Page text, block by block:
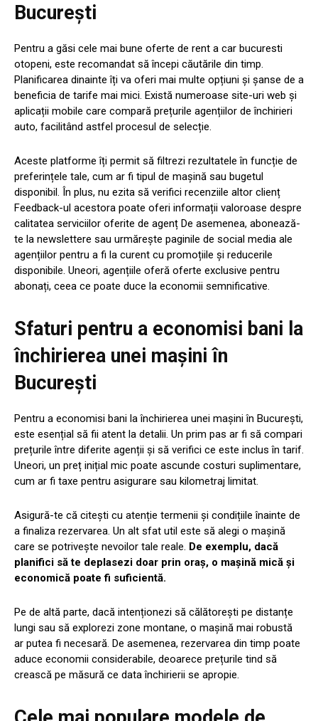
București
Pentru a găsi cele mai bune oferte de rent a car bucuresti
otopeni, este recomandat să începi căutările din timp.
Planificarea dinainte îți va oferi mai multe opțiuni și șanse de a
beneficia de tarife mai mici. Există numeroase site-uri web și
aplicații mobile care compară prețurile agențiilor de închirieri
auto, facilitând astfel procesul de selecție.
Aceste platforme îți permit să filtrezi rezultatele în funcție de
preferințele tale, cum ar fi tipul de mașină sau bugetul
disponibil. În plus, nu ezita să verifici recenziile altor clienț
Feedback-ul acestora poate oferi informații valoroase despre
calitatea serviciilor oferite de agenț De asemenea, abonează-
te la newslettere sau urmărește paginile de social media ale
agențiilor pentru a fi la curent cu promoțiile și reducerile
disponibile. Uneori, agențiile oferă oferte exclusive pentru
abonați, ceea ce poate duce la economii semnificative.
Sfaturi pentru a economisi bani la
închirierea unei mașini în
București
Pentru a economisi bani la închirierea unei mașini în București,
este esențial să fii atent la detalii. Un prim pas ar fi să compari
prețurile între diferite agenții și să verifici ce este inclus în tarif.
Uneori, un preț inițial mic poate ascunde costuri suplimentare,
cum ar fi taxe pentru asigurare sau kilometraj limitat.
Asigură-te că citești cu atenție termenii și condițiile înainte de
a finaliza rezervarea. Un alt sfat util este să alegi o mașină
care se potrivește nevoilor tale reale. De exemplu, dacă
planifici să te deplasezi doar prin oraș, o mașină mică și
economică poate fi suficientă.
Pe de altă parte, dacă intenționezi să călătorești pe distanțe
lungi sau să explorezi zone montane, o mașină mai robustă
ar putea fi necesară. De asemenea, rezervarea din timp poate
aduce economii considerabile, deoarece prețurile tind să
crească pe măsură ce data închirierii se apropie.